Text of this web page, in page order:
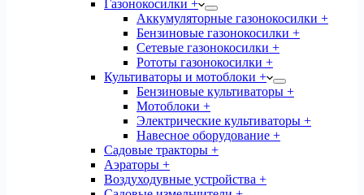
Газонокосилки +
Аккумуляторные газонокосилки +
Бензиновые газонокосилки +
Сетевые газонокосилки +
Рототы газонокосилки +
Культиваторы и мотоблоки +
Бензиновые культиваторы +
Мотоблоки +
Электрические культиваторы +
Навесное оборудование +
Садовые тракторы +
Аэраторы +
Воздуходувные устройства +